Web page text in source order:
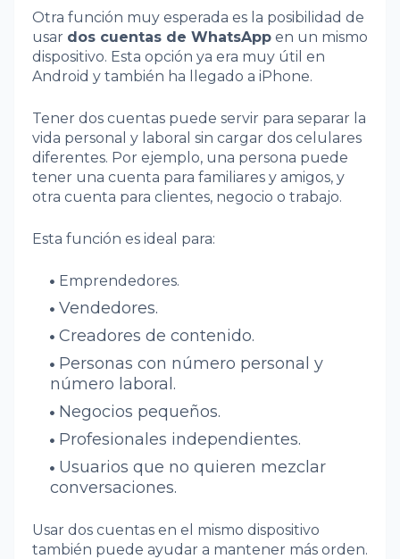
Otra función muy esperada es la posibilidad de
usar dos cuentas de WhatsApp en un mismo
dispositivo. Esta opción ya era muy útil en
Android y también ha llegado a iPhone.
Tener dos cuentas puede servir para separar la
vida personal y laboral sin cargar dos celulares
diferentes. Por ejemplo, una persona puede
tener una cuenta para familiares y amigos, y
otra cuenta para clientes, negocio o trabajo.
Esta función es ideal para:
Emprendedores.
Vendedores.
Creadores de contenido.
Personas con número personal y
número laboral.
Negocios pequeños.
Profesionales independientes.
Usuarios que no quieren mezclar
conversaciones.
Usar dos cuentas en el mismo dispositivo
también puede ayudar a mantener más orden.